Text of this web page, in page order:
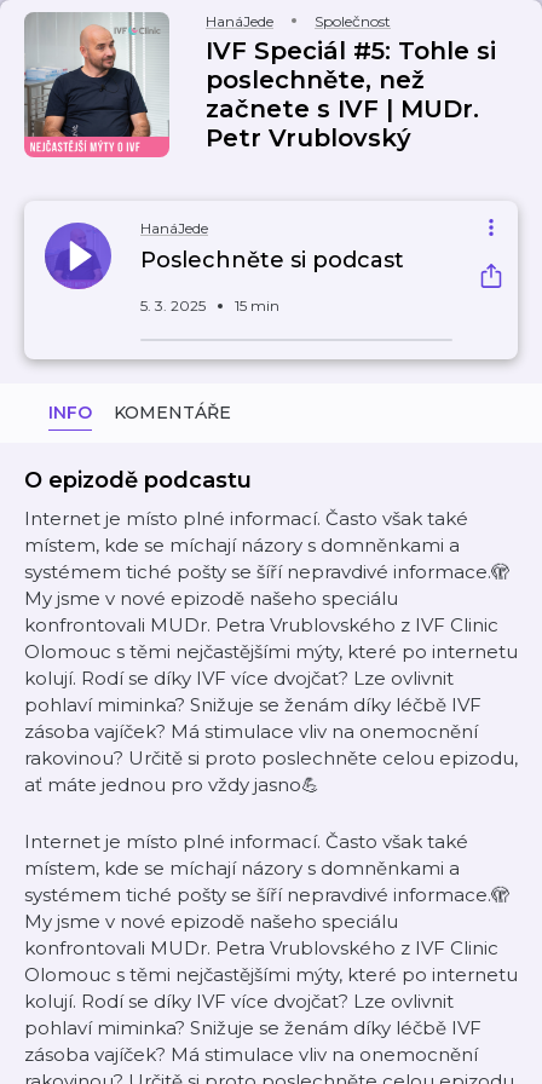
HanáJede Společnost
IVF Speciál #5: Tohle si
poslechněte, než
začnete s IVF | MUDr.
Petr Vrublovský
HanáJede
Poslechněte si podcast
5. 3. 2025 15 min
INFO KOMENTÁŘE
O epizodě podcastu
Internet je místo plné informací. Často však také
místem, kde se míchají názory s domněnkami a
systémem tiché pošty se šíří nepravdivé informace.🫣
My jsme v nové epizodě našeho speciálu
konfrontovali MUDr. Petra Vrublovského z IVF Clinic
Olomouc s těmi nejčastějšími mýty, které po internetu
kolují. Rodí se díky IVF více dvojčat? Lze ovlivnit
pohlaví miminka? Snižuje se ženám díky léčbě IVF
zásoba vajíček? Má stimulace vliv na onemocnění
rakovinou? Určitě si proto poslechněte celou epizodu,
ať máte jednou pro vždy jasno💪
Internet je místo plné informací. Často však také
místem, kde se míchají názory s domněnkami a
systémem tiché pošty se šíří nepravdivé informace.🫣
My jsme v nové epizodě našeho speciálu
konfrontovali MUDr. Petra Vrublovského z IVF Clinic
Olomouc s těmi nejčastějšími mýty, které po internetu
kolují. Rodí se díky IVF více dvojčat? Lze ovlivnit
pohlaví miminka? Snižuje se ženám díky léčbě IVF
zásoba vajíček? Má stimulace vliv na onemocnění